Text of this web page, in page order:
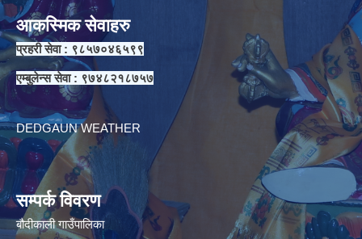
आकस्मिक सेवाहरु
प्रहरी सेवा : ९८५७०४६५९९
एम्बुलेन्स सेवा : ९७४८२१८७५७
DEDGAUN WEATHER
सम्पर्क विवरण
बौदीकाली गाउँपालिका